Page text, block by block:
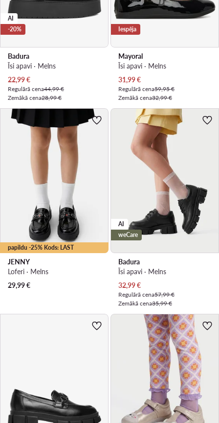
AI
-20%
Badura
Īsi apavi · Melns
Pašreizējā cena
22,99€
Regulārā cena44,99 €
Zemākā cena28,99 €
Iespēja
Mayoral
Īsi apavi · Melns
Pašreizējā cena
31,99€
Regulārā cena59,95 €
Zemākā cena32,99 €
papildu -25% Kods: LAST
JENNY
Loferi · Melns
29,99€
AI
weCare
Badura
Īsi apavi · Melns
Pašreizējā cena
32,99€
Regulārā cena57,99 €
Zemākā cena35,99 €